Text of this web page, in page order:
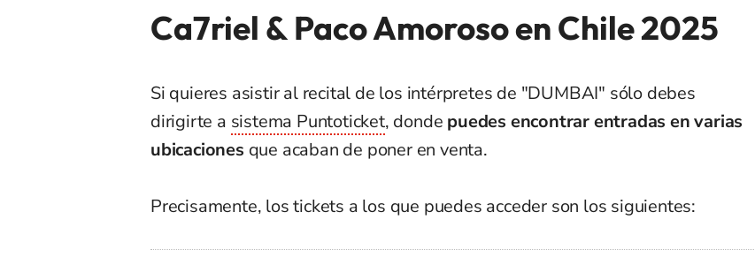
Ca7riel & Paco Amoroso en Chile 2025
Si quieres asistir al recital de los intérpretes de "DUMBAI" sólo debes
dirigirte a sistema Puntoticket, donde puedes encontrar entradas en varias
ubicaciones que acaban de poner en venta.
Precisamente, los tickets a los que puedes acceder son los siguientes: